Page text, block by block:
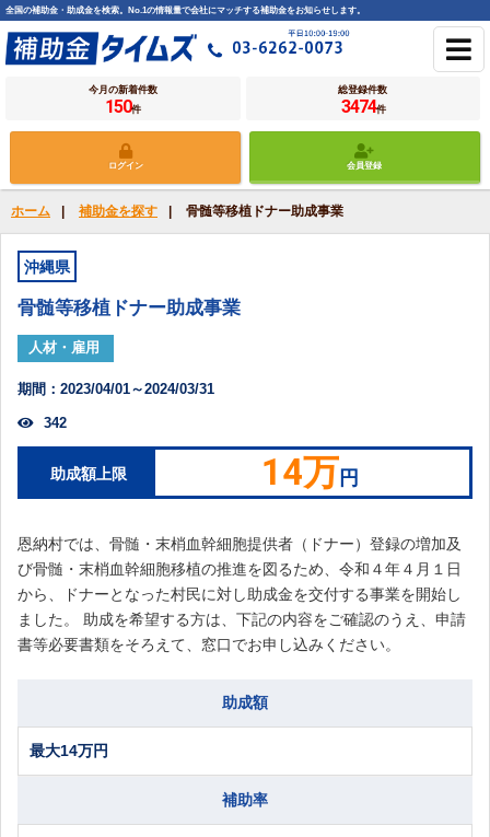
全国の補助金・助成金を検索。No.1の情報量で会社にマッチする補助金をお知らせします。
今月の新着件数
150件
総登録件数
3474件
ログイン 会員登録
ホーム | 補助金を探す | 骨髄等移植ドナー助成事業
沖縄県
骨髄等移植ドナー助成事業
人材・雇用
期間：2023/04/01～2024/03/31
342
助成額上限 14万 円
恩納村では、骨髄・末梢血幹細胞提供者（ドナー）登録の増加及
び骨髄・末梢血幹細胞移植の推進を図るため、令和４年４月１日
から、ドナーとなった村民に対し助成金を交付する事業を開始し
ました。 助成を希望する方は、下記の内容をご確認のうえ、申請
書等必要書類をそろえて、窓口でお申し込みください。
助成額
最大14万円
補助率